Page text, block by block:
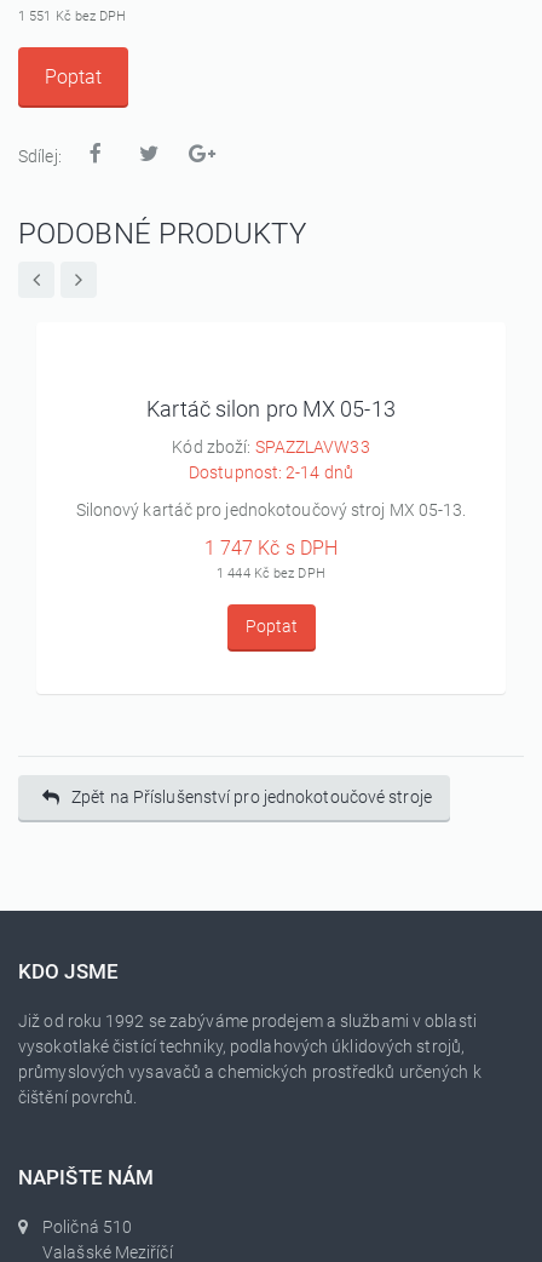
1 551 Kč bez DPH
Poptat
Sdílej:
PODOBNÉ PRODUKTY
Kartáč silon pro MX 05-13
Kód zboží: SPAZZLAVW33
Dostupnost: 2-14 dnů
Silonový kartáč pro jednokotoučový stroj MX 05-13.
1 747 Kč s DPH
1 444 Kč bez DPH
Poptat
Zpět na Příslušenství pro jednokotoučové stroje
KDO JSME
Již od roku 1992 se zabýváme prodejem a službami v oblasti
vysokotlaké čistící techniky, podlahových úklidových strojů,
průmyslových vysavačů a chemických prostředků určených k
čištění povrchů.
NAPIŠTE NÁM
Poličná 510
Valašské Meziříčí